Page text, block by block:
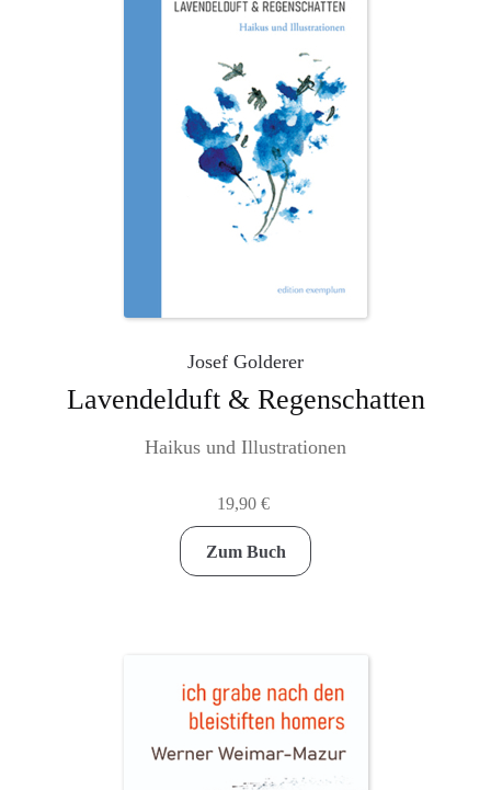
Josef Golderer
Lavendelduft & Regenschatten
Haikus und Illustrationen
19,90€
Zum Buch